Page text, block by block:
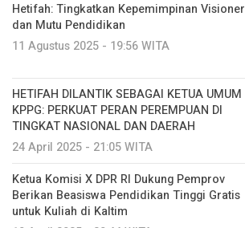
Hetifah: Tingkatkan Kepemimpinan Visioner
dan Mutu Pendidikan
11 Agustus 2025 - 19:56 WITA
HETIFAH DILANTIK SEBAGAI KETUA UMUM
KPPG: PERKUAT PERAN PEREMPUAN DI
TINGKAT NASIONAL DAN DAERAH
24 April 2025 - 21:05 WITA
Ketua Komisi X DPR RI Dukung Pemprov
Berikan Beasiswa Pendidikan Tinggi Gratis
untuk Kuliah di Kaltim